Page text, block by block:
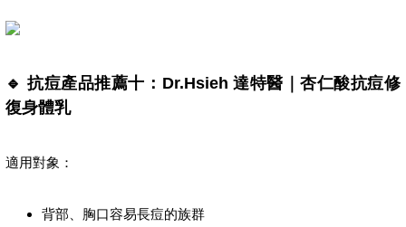
🔹 抗痘產品推薦十：Dr.Hsieh 達特醫｜杏仁酸抗痘修
復身體乳
適用對象：
背部、胸口容易長痘的族群